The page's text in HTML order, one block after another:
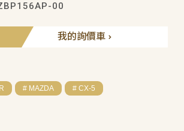
00
我的詢價車
# MAZDA # CX-5